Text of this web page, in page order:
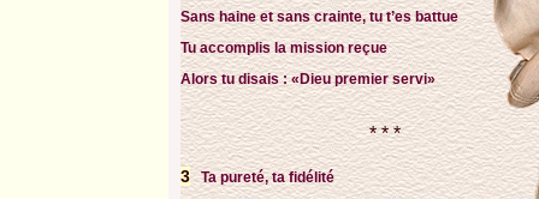
Sans haine et sans crainte, tu t’es battue
Tu accomplis la mission reçue
Alors tu disais : «Dieu premier servi»
* * *
3 Ta pureté, ta fidélité